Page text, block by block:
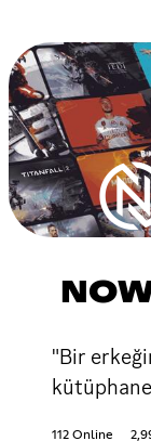
"Bir
112 Online